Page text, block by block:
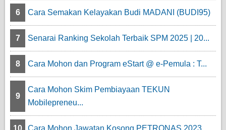
6 Cara Semakan Kelayakan Budi MADANI (BUDI95)
7 Senarai Ranking Sekolah Terbaik SPM 2025 | 20...
8 Cara Mohon dan Program eStart @ e-Pemula : T...
9
Cara Mohon Skim Pembiayaan TEKUN
Mobilepreneu...
10 Cara Mohon Jawatan Kosong PETRONAS 2023